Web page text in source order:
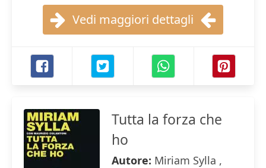
Vedi maggiori dettagli
Tutta la forza che
ho
Autore: Miriam Sylla ,